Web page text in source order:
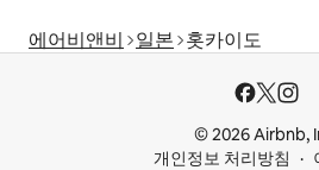
에어비앤비 일본 홋카이도
© 2026 Airbnb,
개인정보 처리방침